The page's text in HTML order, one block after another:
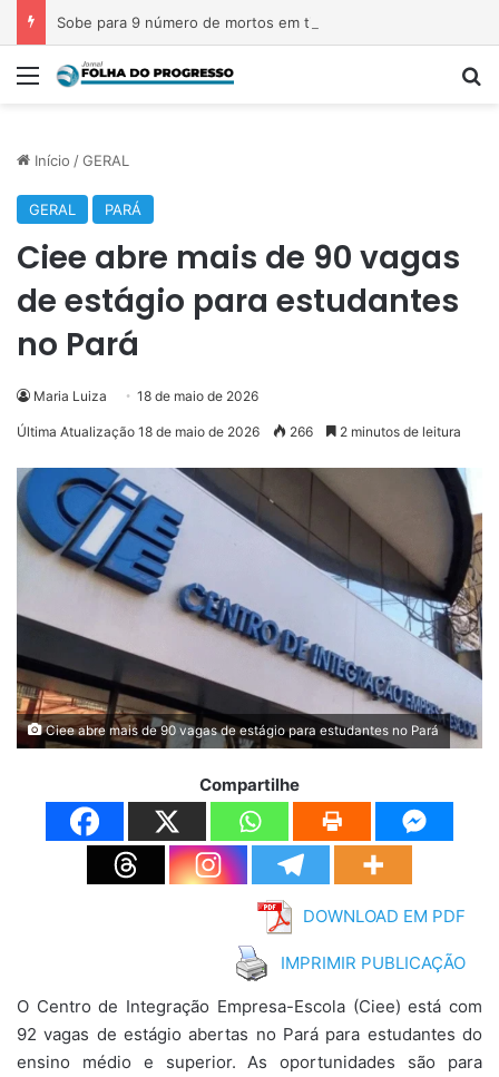
Menu
Início /GERAL
GERAL PARÁ
Ciee abre mais de 90 vagas
de estágio para estudantes
no Pará
Maria Luiza 18 de maio de 2026
Última Atualização 18 de maio de 2026 266 2 minutos de leitura
Ciee abre mais de 90 vagas de estágio para estudantes no Pará
Compartilhe
DOWNLOAD EM PDF
IMPRIMIR PUBLICAÇÃO
O Centro de Integração Empresa-Escola (Ciee) está com
92 vagas de estágio abertas no Pará para estudantes do
ensino médio e superior. As oportunidades são para